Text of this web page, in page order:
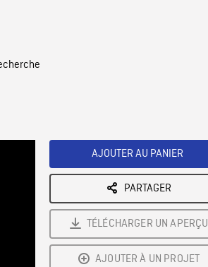
AJOUTER AU PANIER
PARTAGER
TÉLÉCHARGER UN APERÇU
AJOUTER À UN PROJET